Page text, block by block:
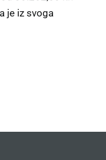
je iz svoga